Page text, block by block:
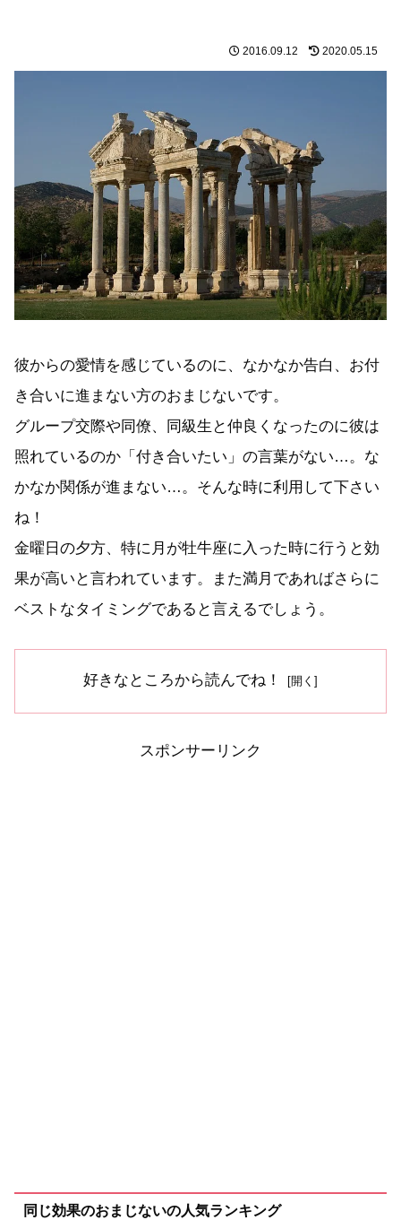
2016.09.12 2020.05.15
彼からの愛情を感じているのに、なかなか告白、お付
き合いに進まない方のおまじないです。
グループ交際や同僚、同級生と仲良くなったのに彼は
照れているのか「付き合いたい」の言葉がない…。な
かなか関係が進まない…。そんな時に利用して下さい
ね！
金曜日の夕方、特に月が牡牛座に入った時に行うと効
果が高いと言われています。また満月であればさらに
ベストなタイミングであると言えるでしょう。
好きなところから読んでね！
スポンサーリンク
同じ効果のおまじないの人気ランキング